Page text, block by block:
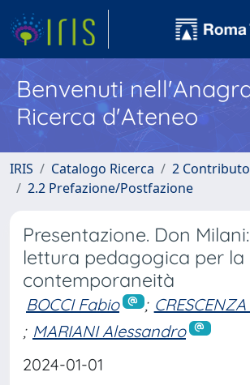
Benvenuti
Ricerca d'Ateneo
IRIS Catalogo Ricerca
2
2.2 Prefazione/Postfazione
Presentazione. Don
lettura pedagogica per la
contemporaneità
BOCCI Fabio ;
; MARIANI Alessandro
2024-01-01